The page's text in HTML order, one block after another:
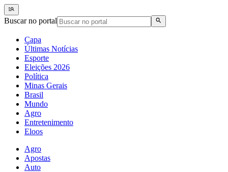
Buscar no portal
Capa
Últimas Notícias
Esporte
Eleições 2026
Política
Minas Gerais
Brasil
Mundo
Agro
Entretenimento
Eloos
Agro
Apostas
Auto